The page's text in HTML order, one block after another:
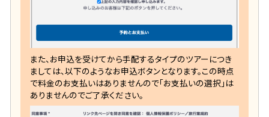
また、お申込を受けてから手配するタイプのツアーにつき
ましては、以下のようなお申込ボタンとなります。この時点
で料金のお支払いはありませんので「お支払いの選択」は
ありませんのでご了承ください。